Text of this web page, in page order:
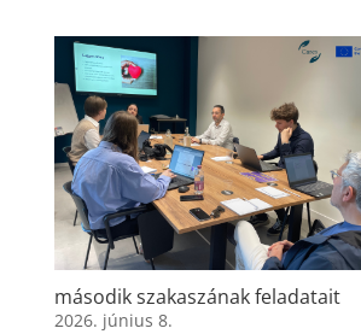
második szakaszának feladatait
2026. június 8.